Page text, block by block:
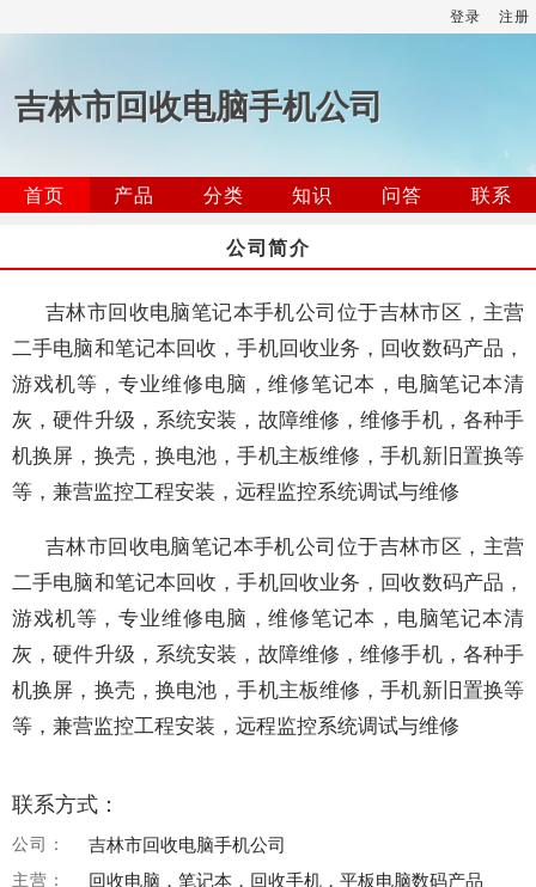
登录 注册
吉林市回收电脑手机公司
首页 产品 分类 知识 问答
联系
公司简介
吉林市回收电脑笔记本手机公司位于吉林市区，主营
二手电脑和笔记本回收，手机回收业务，回收数码产品，
游戏机等，专业维修电脑，维修笔记本，电脑笔记本清
灰，硬件升级，系统安装，故障维修，维修手机，各种手
机换屏，换壳，换电池，手机主板维修，手机新旧置换等
等，兼营监控工程安装，远程监控系统调试与维修
吉林市回收电脑笔记本手机公司位于吉林市区，主营
二手电脑和笔记本回收，手机回收业务，回收数码产品，
游戏机等，专业维修电脑，维修笔记本，电脑笔记本清
灰，硬件升级，系统安装，故障维修，维修手机，各种手
机换屏，换壳，换电池，手机主板维修，手机新旧置换等
等，兼营监控工程安装，远程监控系统调试与维修
联系方式：
公司： 吉林市回收电脑手机公司
主营： 回收电脑，笔记本，回收手机，平板电脑数码产品